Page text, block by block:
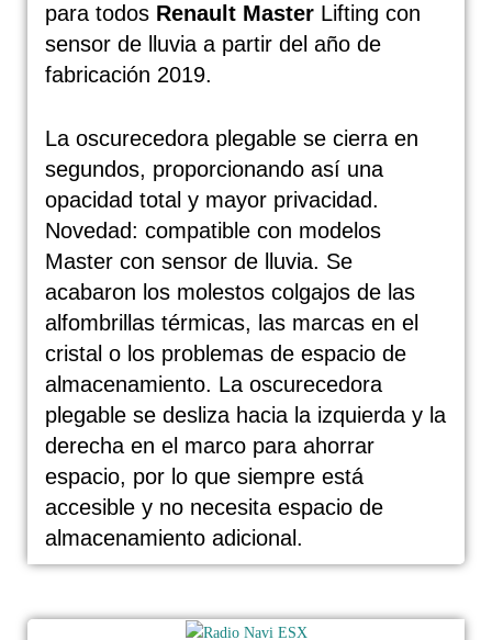
para todos Renault Master Lifting con
sensor de lluvia a partir del año de
fabricación 2019.
La oscurecedora plegable se cierra en
segundos, proporcionando así una
opacidad total y mayor privacidad.
Novedad: compatible con modelos
Master con sensor de lluvia. Se
acabaron los molestos colgajos de las
alfombrillas térmicas, las marcas en el
cristal o los problemas de espacio de
almacenamiento. La oscurecedora
plegable se desliza hacia la izquierda y la
derecha en el marco para ahorrar
espacio, por lo que siempre está
accesible y no necesita espacio de
almacenamiento adicional.